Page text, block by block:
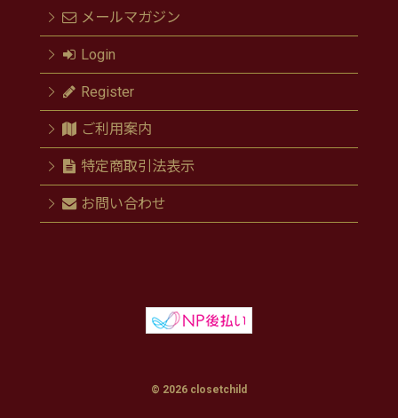
メールマガジン
Login
Register
ご利用案内
特定商取引法表示
お問い合わせ
© 2026 closetchild